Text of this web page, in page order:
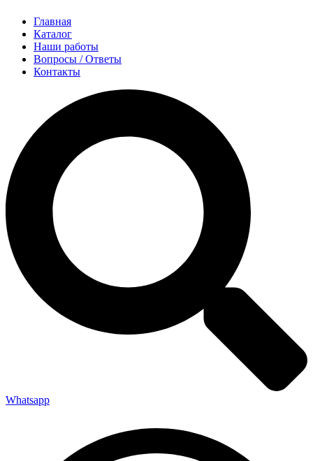
Главная
Каталог
Наши работы
Вопросы / Ответы
Контакты
Whatsapp